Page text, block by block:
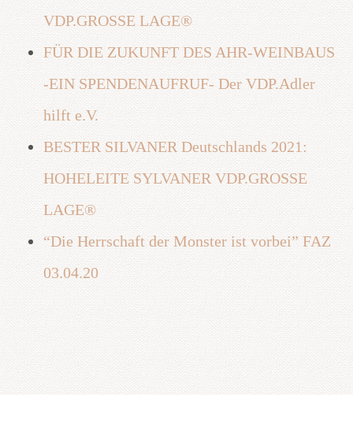
VDP.GROSSE LAGE®
FÜR DIE ZUKUNFT DES AHR-WEINBAUS
-EIN SPENDENAUFRUF- Der VDP.Adler
hilft e.V.
BESTER SILVANER Deutschlands 2021:
HOHELEITE SYLVANER VDP.GROSSE
LAGE®
“Die Herrschaft der Monster ist vorbei” FAZ
03.04.20